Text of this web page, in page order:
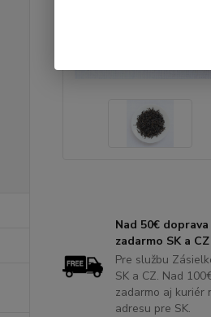
Nad 50€ doprava
zadarmo SK a CZ
Pre službu
SK a CZ. Nad
zadarmo aj kuriér
adresu pre SK.